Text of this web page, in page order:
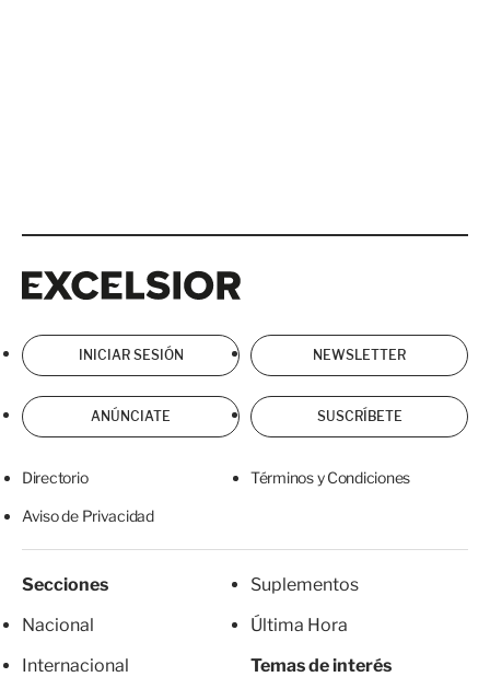
INICIAR SESIÓN NEWSLETTER
ANÚNCIATE SUSCRÍBETE
Directorio Términos y Condiciones
Aviso de Privacidad
Secciones
Nacional
Internacional
Suplementos
Última Hora
Temas de interés